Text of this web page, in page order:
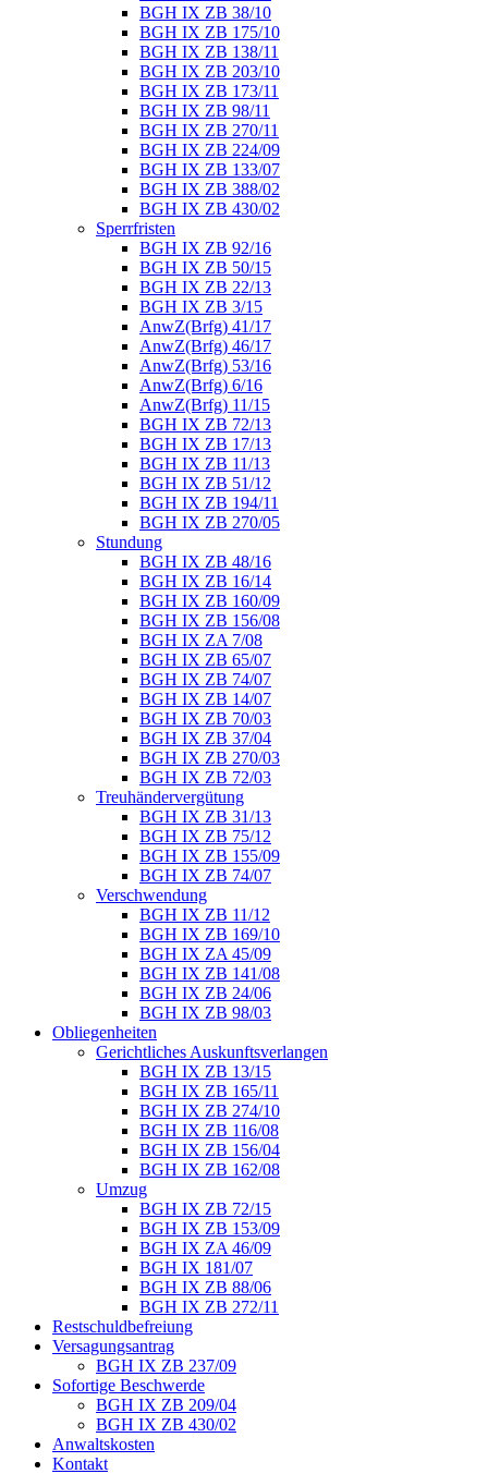
BGH IX ZB 38/10
BGH IX ZB 175/10
BGH IX ZB 138/11
BGH IX ZB 203/10
BGH IX ZB 173/11
BGH IX ZB 98/11
BGH IX ZB 270/11
BGH IX ZB 224/09
BGH IX ZB 133/07
BGH IX ZB 388/02
BGH IX ZB 430/02
Sperrfristen
BGH IX ZB 92/16
BGH IX ZB 50/15
BGH IX ZB 22/13
BGH IX ZB 3/15
AnwZ(Brfg) 41/17
AnwZ(Brfg) 46/17
AnwZ(Brfg) 53/16
AnwZ(Brfg) 6/16
AnwZ(Brfg) 11/15
BGH IX ZB 72/13
BGH IX ZB 17/13
BGH IX ZB 11/13
BGH IX ZB 51/12
BGH IX ZB 194/11
BGH IX ZB 270/05
Stundung
BGH IX ZB 48/16
BGH IX ZB 16/14
BGH IX ZB 160/09
BGH IX ZB 156/08
BGH IX ZA 7/08
BGH IX ZB 65/07
BGH IX ZB 74/07
BGH IX ZB 14/07
BGH IX ZB 70/03
BGH IX ZB 37/04
BGH IX ZB 270/03
BGH IX ZB 72/03
Treuhändervergütung
BGH IX ZB 31/13
BGH IX ZB 75/12
BGH IX ZB 155/09
BGH IX ZB 74/07
Verschwendung
BGH IX ZB 11/12
BGH IX ZB 169/10
BGH IX ZA 45/09
BGH IX ZB 141/08
BGH IX ZB 24/06
BGH IX ZB 98/03
Obliegenheiten
Gerichtliches Auskunftsverlangen
BGH IX ZB 13/15
BGH IX ZB 165/11
BGH IX ZB 274/10
BGH IX ZB 116/08
BGH IX ZB 156/04
BGH IX ZB 162/08
Umzug
BGH IX ZB 72/15
BGH IX ZB 153/09
BGH IX ZA 46/09
BGH IX 181/07
BGH IX ZB 88/06
BGH IX ZB 272/11
Restschuldbefreiung
Versagungsantrag
BGH IX ZB 237/09
Sofortige Beschwerde
BGH IX ZB 209/04
BGH IX ZB 430/02
Anwaltskosten
Kontakt